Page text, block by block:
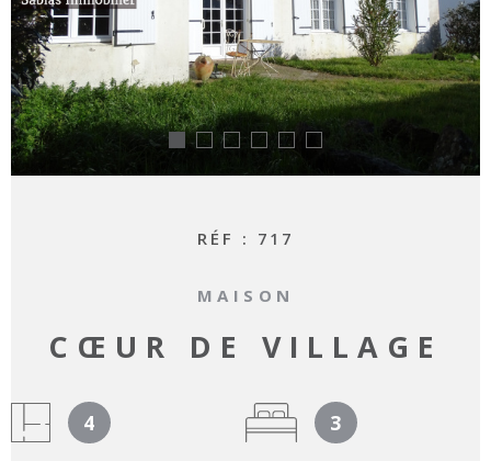
RÉF : 717
MAISON
CŒUR DE VILLAGE
4 3
RECHERCHER